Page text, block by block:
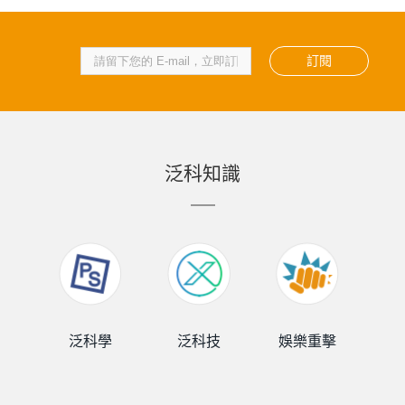
訂閱
泛科知識
泛科學 泛科技 娛樂重擊